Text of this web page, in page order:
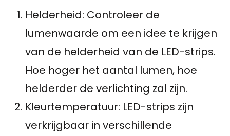
Helderheid: Controleer de
lumenwaarde om een idee te krijgen
van de helderheid van de LED-strips.
Hoe hoger het aantal lumen, hoe
helderder de verlichting zal zijn.
Kleurtemperatuur: LED-strips zijn
verkrijgbaar in verschillende